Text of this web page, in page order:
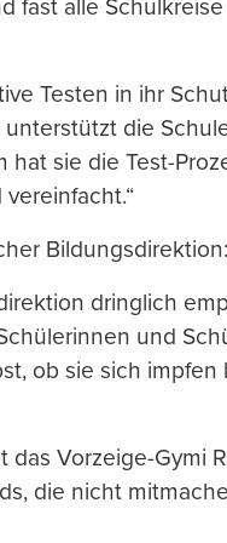
fast alle
Testen in ihr
die
sie die Test-
Bildungsdirektion:
dringlich
und
ob sie sich impfen
das Vorzeige-Gymi
die nicht